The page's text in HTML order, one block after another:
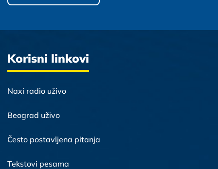
Korisni linkovi
Naxi radio uživo
Beograd uživo
Često postavljena pitanja
Tekstovi pesama